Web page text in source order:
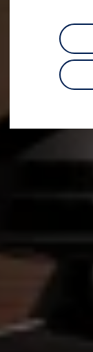
Volkswagen
Bulli
VW